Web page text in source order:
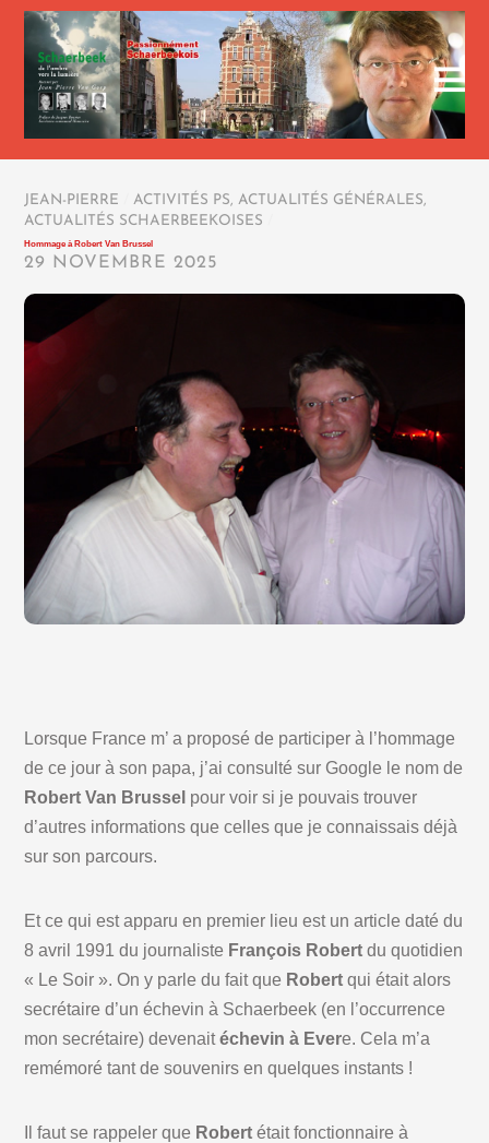
JEAN-PIERRE ACTIVITÉS PS,ACTUALITÉS GÉNÉRALES,
ACTUALITÉS SCHAERBEEKOISES
Hommage à Robert Van Brussel
29 NOVEMBRE 2025
Lorsque France m’ a proposé de participer à l’hommage
de ce jour à son papa, j’ai consulté sur Google le nom de
Robert Van Brussel pour voir si je pouvais trouver
d’autres informations que celles que je connaissais déjà
sur son parcours.
Et ce qui est apparu en premier lieu est un article daté du
8 avril 1991 du journaliste François Robert du quotidien
« Le Soir ». On y parle du fait que Robert qui était alors
secrétaire d’un échevin à Schaerbeek (en l’occurrence
mon secrétaire) devenaitéchevin à Evere. Cela m’a
remémoré tant de souvenirs en quelques instants !
Il faut se rappeler que Robert était fonctionnaire à